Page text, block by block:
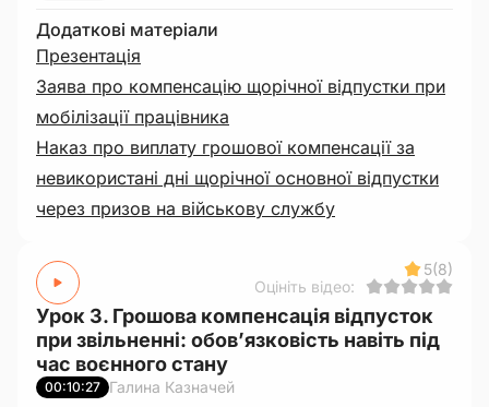
Додаткові матеріали
Презентація
Заява про компенсацію щорічної відпустки при
мобілізації працівника
Наказ про виплату грошової компенсації за
невикористані дні щорічної основної відпустки
через призов на військову службу
5(8)
Оцініть відео:
Урок 3. Грошова компенсація відпусток
при звільненні: обов’язковість навіть під
час воєнного стану
00:10:27 Галина Казначей